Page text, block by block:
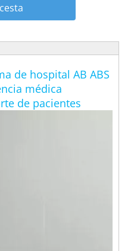
de hospital AB ABS
médica
de pacientes